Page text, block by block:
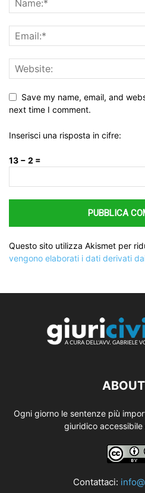
Save my name, email, and
next time I comment.
Inserisci una risposta in cifre:
13 − 2 =
Questo sito utilizza Akismet per
vengono elaborati i dati derivati
Ogni giorno le sentenze più
giuridico
Contattaci: